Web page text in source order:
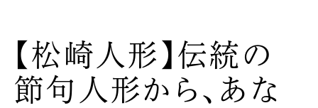
【松崎人形】伝統の
節句人形から、あな